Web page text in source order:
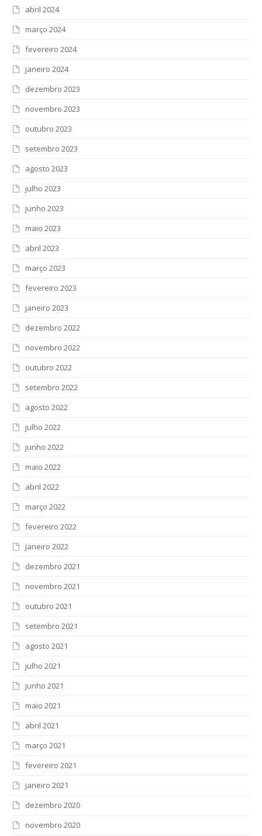
abril 2024
março 2024
fevereiro 2024
janeiro 2024
dezembro 2023
novembro 2023
outubro 2023
setembro 2023
agosto 2023
julho 2023
junho 2023
maio 2023
abril 2023
março 2023
fevereiro 2023
janeiro 2023
dezembro 2022
novembro 2022
outubro 2022
setembro 2022
agosto 2022
julho 2022
junho 2022
maio 2022
abril 2022
março 2022
fevereiro 2022
janeiro 2022
dezembro 2021
novembro 2021
outubro 2021
setembro 2021
agosto 2021
julho 2021
junho 2021
maio 2021
abril 2021
março 2021
fevereiro 2021
janeiro 2021
dezembro 2020
novembro 2020